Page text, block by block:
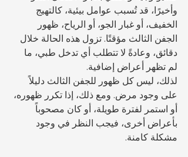
وأخيرًا، قد تُسبب عوامل بيئية، كالتهيج
الخفيف، أو غبار الجو، أو الرياح، ظهور
الجفن الثالث مؤقتًا. تزول هذه الحالة خلال
دقائق، وعادةً لا تتطلب أي تدخل طبي، ما
لم تظهر أعراض إضافية.
لذلك، ليس كل ظهور للجفن الثالث دليلاً
على وجود مرض. ومع ذلك، إذا تكرر ظهوره،
أو استمر لفترة طويلة، أو كان مصحوباً
بأعراض أخرى، فيجب النظر في وجود
مشكلة كامنة.